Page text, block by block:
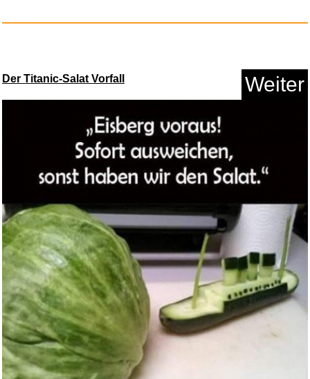
Anzeige
A Dictionary of Color Combinat...
Der Titanic-Salat Vorfall Weiter